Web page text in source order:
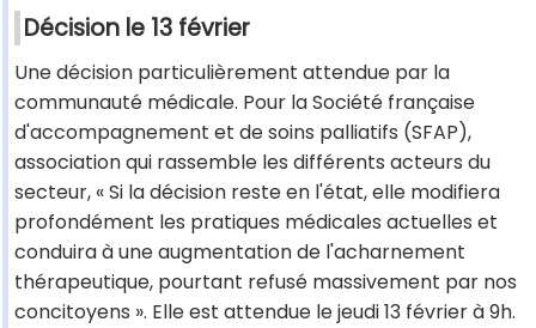
Décision le 13 février
Une décision particulièrement attendue par la
communauté médicale. Pour la Société française
d'accompagnement et de soins palliatifs (SFAP),
association qui rassemble les différents acteurs du
secteur, « Si la décision reste en l'état, elle modifiera
profondément les pratiques médicales actuelles et
conduira à une augmentation de l'acharnement
thérapeutique, pourtant refusé massivement par nos
concitoyens ». Elle est attendue le jeudi 13 février à 9h.